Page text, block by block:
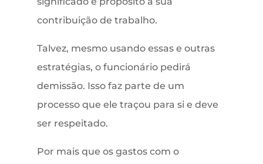
contribuição de trabalho.
Talvez, mesmo usando essas e outras
estratégias, o funcionário pedirá
demissão. Isso faz parte de um
processo que ele traçou para si e deve
ser respeitado.
Por mais que os gastos com o